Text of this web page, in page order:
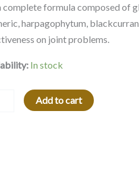
complete formula composed of
harpagophytum,
on joint problems.
In stock
Add to cart